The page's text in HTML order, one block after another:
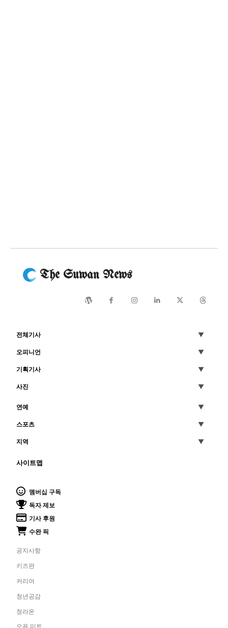
The Suwan News
전체기사
오피니언
기획기사
사진
연예
스포츠
지역
사이트맵
멤버십 구독
독자 제보
기사 후원
수완 픽
공지사항
키즈판
커리어
청년공감
청라온